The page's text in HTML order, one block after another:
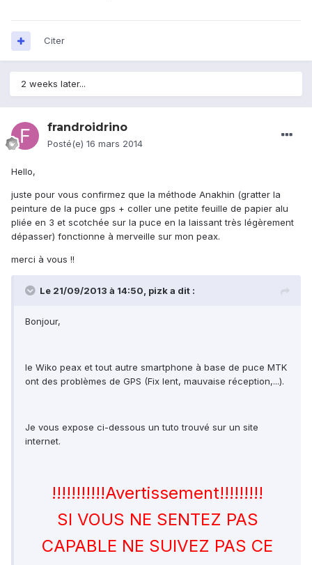
Citer
2 weeks later...
frandroidrino
Posté(e) 16 mars 2014
Hello,
juste pour vous confirmez que la méthode Anakhin (gratter la
peinture de la puce gps + coller une petite feuille de papier alu
pliée en 3 et scotchée sur la puce en la laissant très légèrement
dépasser) fonctionne à merveille sur mon peax.
merci à vous !!
Le 21/09/2013 à 14:50, pizk a dit :
Bonjour,
le Wiko peax et tout autre smartphone à base de puce MTK
ont des problèmes de GPS (Fix lent, mauvaise réception,...).
Je vous expose ci-dessous un tuto trouvé sur un site
internet.
!!!!!!!!!!!Avertissement!!!!!!!!!
SI VOUS NE SENTEZ PAS
CAPABLE NE SUIVEZ PAS CE